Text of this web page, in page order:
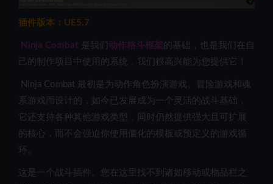
插件版本：UE5.7
Ninja Combat 是我们 动作格斗框架的基础，也是我们在自
己的制作项目中使用的系统，我们很高兴能为您提供它！
Ninja Combat 最初是为动作角色扮演游戏、冒险游戏和魂
系游戏而设计的，如今已发展成为一个灵活的战斗基础，
它还支持各种其他游戏类型，同时仍然提供强大且可扩展
的核心，而不会强迫你使用僵化的模板或预定义的游戏循
环。
这是一个战斗插件。您在这里找不到诸如移动或物品栏之